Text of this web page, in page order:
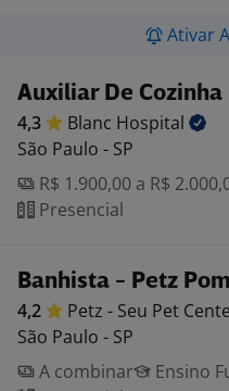
Ativar
Auxiliar De Cozinha
4,3 Blanc Hospital
São Paulo - SP
R$ 1.900,00 a R$
Presencial
Banhista - Petz
4,2 Petz - Seu Pet
São Paulo - SP
A combinar
Ensino